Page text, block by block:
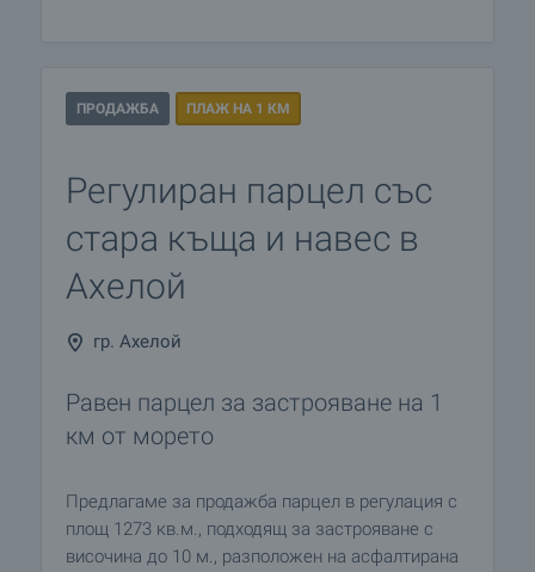
ПРОДАЖБА ПЛАЖ НА 1 КМ
Регулиран парцел със
стара къща и навес в
Ахелой
гр. Ахелой
Равен парцел за застрояване на 1
км от морето
Предлагаме за продажба парцел в регулация с
площ 1273 кв.м., подходящ за застрояване с
височина до 10 м., разположен на асфалтирана